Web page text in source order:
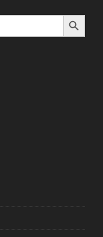
Search Button